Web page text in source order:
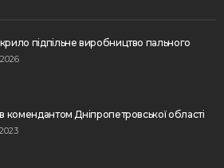
підпільне виробництво пального
комендантом Дніпропетровської області